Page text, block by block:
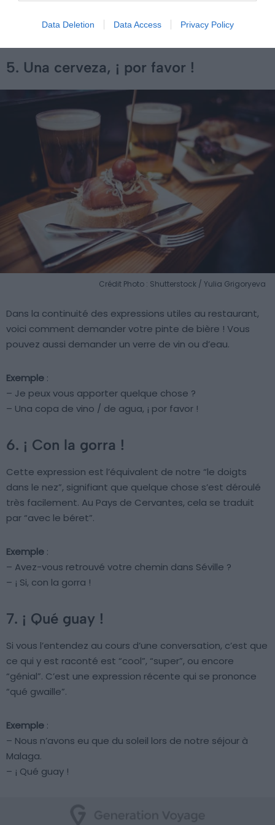
Data Deletion Data Access Privacy Policy
« ¿ Dónde se encuentran los servicios ? »
trouvent les toilettes ?
5. Una cerveza, ¡ por favor !
Crédit Photo : Shutterstock / Yulia Grigoryeva
Dans la continuité des expressions utiles au restaurant,
voici comment demander votre pinte de bière ! Vous
pouvez aussi demander un verre de vin ou d’eau.
Exemple :
– Je peux vous apporter quelque chose ?
– Una copa de vino / de agua, ¡ por favor !
6. ¡ Con la gorra !
Cette expression est l’équivalent de notre “le doigts
dans le nez”, signifiant que quelque chose s’est déroulé
très facilement. Au Pays de Cervantes, cela se traduit
par “avec le béret”.
Exemple :
– Avez-vous retrouvé votre chemin dans Séville ?
– ¡ Si, con la gorra !
7. ¡ Qué guay !
Si vous l’entendez au cours d’une conversation, c’est que
ce qui y est raconté est “cool”, “super”, ou encore
“génial”. C’est une expression récente qui se prononce
“qué gwaille”.
Exemple :
– Nous n’avons eu que du soleil lors de notre séjour à
Malaga.
– ¡ Qué guay !